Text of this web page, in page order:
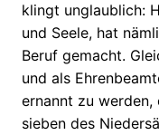
klingt unglaublich:
und Seele, hat
Beruf gemacht.
und als
ernannt zu
sieben des